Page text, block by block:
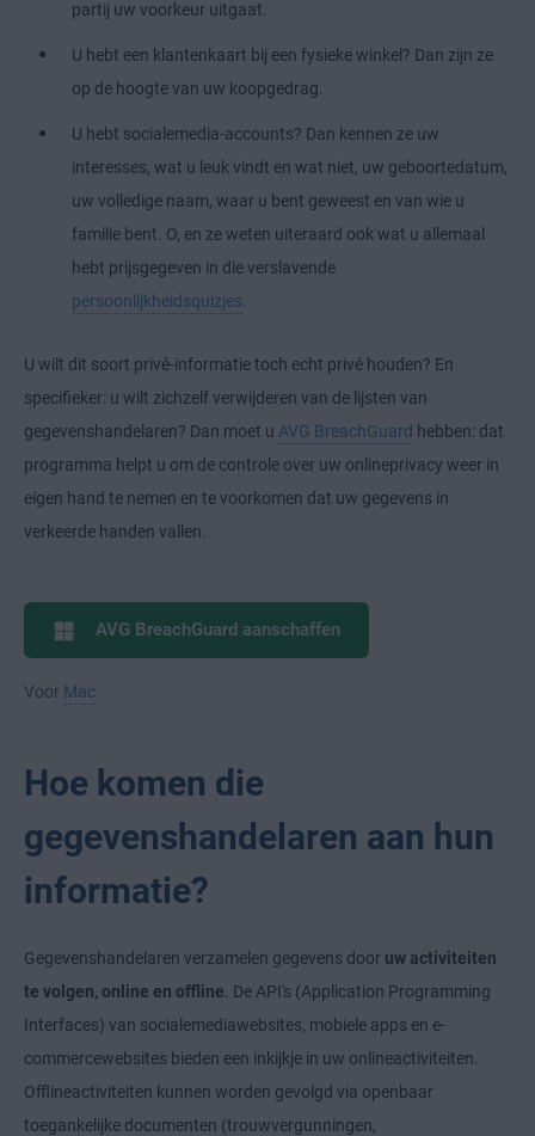
partij uw voorkeur uitgaat.
U hebt een klantenkaart bij een fysieke winkel? Dan zijn ze
op de hoogte van uw koopgedrag.
U hebt socialemedia-accounts? Dan kennen ze uw
interesses, wat u leuk vindt en wat niet, uw geboortedatum,
uw volledige naam, waar u bent geweest en van wie u
familie bent. O, en ze weten uiteraard ook wat u allemaal
hebt prijsgegeven in die verslavende
persoonlijkheidsquizjes.
U wilt dit soort privé-informatie toch echt privé houden? En
specifieker: u wilt zichzelf verwijderen van de lijsten van
gegevenshandelaren? Dan moet u AVG BreachGuard hebben: dat
programma helpt u om de controle over uw onlineprivacy weer in
eigen hand te nemen en te voorkomen dat uw gegevens in
verkeerde handen vallen.
AVG BreachGuard aanschaffen
Voor Mac
Hoe komen die
gegevenshandelaren aan hun
informatie?
Gegevenshandelaren verzamelen gegevens door uw activiteiten
te volgen, online en offline. De API's (Application Programming
Interfaces) van socialemediawebsites, mobiele apps en e-
commercewebsites bieden een inkijkje in uw onlineactiviteiten.
Offlineactiviteiten kunnen worden gevolgd via openbaar
toegankelijke documenten (trouwvergunningen,